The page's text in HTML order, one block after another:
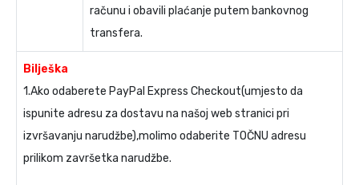
računu i obavili plaćanje putem bankovnog
transfera.
Bilješka
1.Ako odaberete PayPal Express Checkout(umjesto da
ispunite adresu za dostavu na našoj web stranici pri
izvršavanju narudžbe),molimo odaberite TOČNU adresu
prilikom završetka narudžbe.